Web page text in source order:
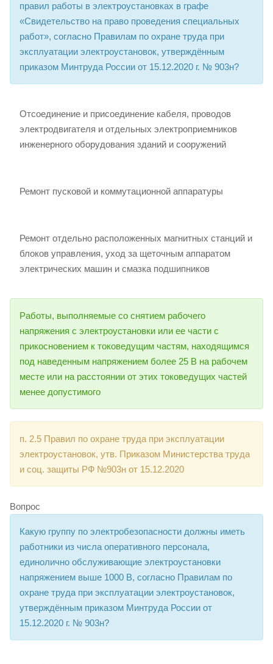
правил работы в электроустановках в графе
«Свидетельство на право проведения специальных
работ», согласно Правилам по охране труда при
эксплуатации электроустановок, утверждённым
приказом Минтруда России от 15.12.2020 г. № 903н?
Отсоединение и присоединение кабеля, проводов
электродвигателя и отдельных электроприемников
инженерного оборудования зданий и сооружений
Ремонт пусковой и коммутационной аппаратуры
Ремонт отдельно расположенных магнитных станций и
блоков управления, уход за щеточным аппаратом
электрических машин и смазка подшипников
Работы, выполняемые со снятием рабочего
напряжения с электроустановки или ее части с
прикосновением к токоведущим частям, находящимся
под наведенным напряжением более 25 В на рабочем
месте или на расстоянии от этих токоведущих частей
менее допустимого
п. 2.5 Правил по охране труда при эксплуатации
электроустановок, утв. Приказом Министерства труда
и соц. защиты РФ №903н от 15.12.2020
Вопрос
Какую группу по электробезопасности должны иметь
работники из числа оперативного персонала,
единолично обслуживающие электроустановки
напряжением выше 1000 В, согласно Правилам по
охране труда при эксплуатации электроустановок,
утверждённым приказом Минтруда России от
15.12.2020 г. № 903н?